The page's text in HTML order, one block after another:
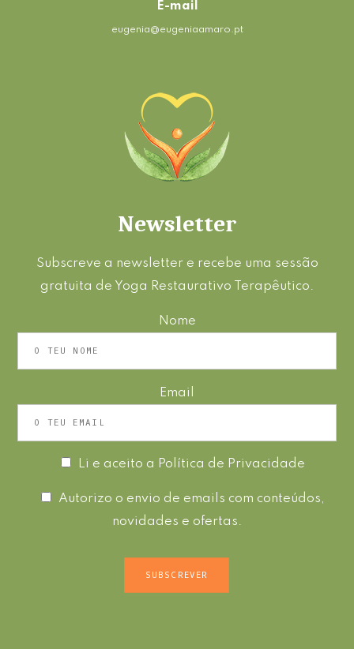
E-mail
eugenia@eugeniaamaro.pt
Newsletter
Subscreve a newsletter e recebe uma sessão
gratuita de Yoga Restaurativo Terapêutico.
Nome
Email
Li e aceito a Política de Privacidade
Autorizo o envio de emails com conteúdos,
novidades e ofertas.